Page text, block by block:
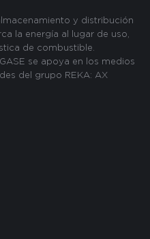
y distribución
la energía al lugar de uso,
de combustible.
se apoya en los medios
del grupo REKA: AX